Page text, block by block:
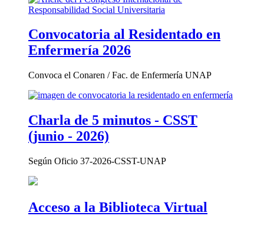
Convocatoria al Residentado en
Enfermería 2026
Convoca el Conaren / Fac. de Enfermería UNAP
Charla de 5 minutos - CSST
(junio - 2026)
Según Oficio 37-2026-CSST-UNAP
Acceso a la Biblioteca Virtual